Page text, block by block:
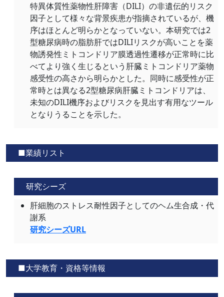
特異体質性薬物性肝障害（DILI）の非遺伝的リスク
因子として様々な背景疾患が指摘されているが、機
序はほとんど明らかとなっていない。本研究では2
型糖尿病時の脂肪肝ではDILIリスクが高いことを薬
物誘発性ミトコンドリア膜透過性遷移が正常時に比
べてより強く生じるという肝臓ミトコンドリア薬物
感受性の高さから明らかとした。同時に感受性が正
常時とは異なる2型糖尿病肝臓ミトコンドリアは、
未知のDILI機序およびリスクを見出す有用なツール
となりうることを示した。
■業績リスト
研究シーズ
肝細胞のストレス耐性因子としてのヘム生合成・代
謝系
研究シーズURL
■大学教育・資格等情報